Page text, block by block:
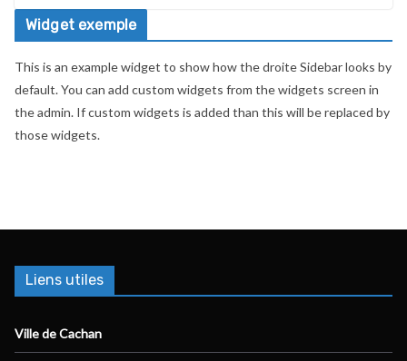
Widget exemple
This is an example widget to show how the droite Sidebar looks by
default. You can add custom widgets from the widgets screen in
the admin. If custom widgets is added than this will be replaced by
those widgets.
Liens utiles
Ville de Cachan